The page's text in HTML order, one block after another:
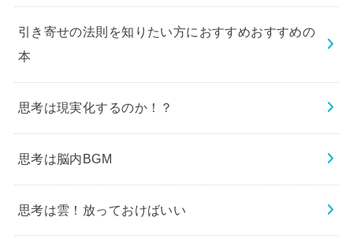
引き寄せの法則を知りたい方におすすめおすすめの
本
思考は現実化するのか！？
思考は脳内BGM
思考は雲！放っておけばいい